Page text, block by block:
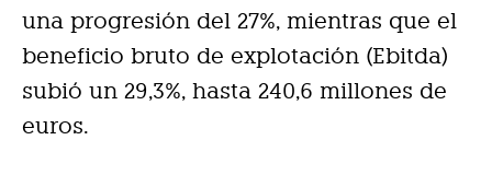
una progresión del 27%, mientras que el
beneficio bruto de explotación (Ebitda)
subió un 29,3%, hasta 240,6 millones de
euros.